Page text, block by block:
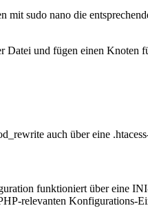
mit sudo nano die
Datei und fügen einen Knoten
auch über eine
funktioniert über eine INI
-relevanten Konfigurations-